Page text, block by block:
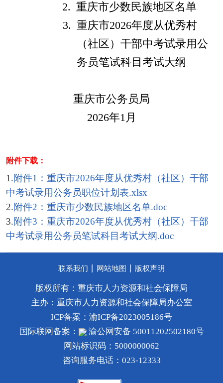
2. 重庆市少数民族地区名单
3. 重庆市2026年度从优秀村
（社区）干部中考试录用公
务员笔试科目考试大纲
重庆市公务员局
2026年1月
附件下载：
1.附件1：重庆市2026年度从优秀村（社区）干部
中考试录用公务员职位计划表.xlsx
2.附件2：重庆市少数民族地区名单.doc
3.附件3：重庆市2026年度从优秀村（社区）干部
中考试录用公务员笔试科目考试大纲.doc
联系我们 网站地图 版权声明
版权所有：重庆市人力资源和社会保障局
主办：重庆市人力资源和社会保障局办公室
ICP备案： 渝ICP备2023005186号
国际联网备案：
渝公网安备 50011202502180号
网站标识码：5000000062
咨询服务电话：023-12333